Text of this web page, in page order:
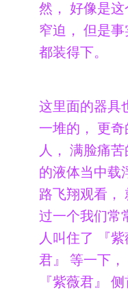
然， 好像是
窄迫， 但是
都装得下。
这里面的器具
一堆的， 更
人， 满脸痛
的液体当中载
路飞翔观看，
过一个我们常
人叫住了 『
君』 等一下，
『紫薇君』